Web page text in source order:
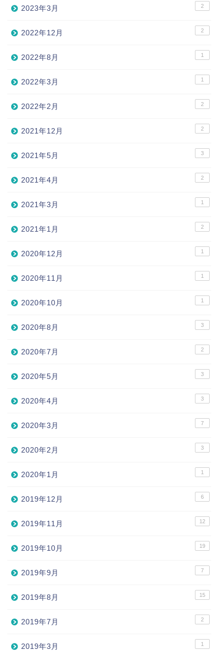
2023年3月 2
2022年12月 2
2022年8月 1
2022年3月 1
2022年2月 2
2021年12月 2
2021年5月 3
2021年4月 2
2021年3月 1
2021年1月 2
2020年12月 1
2020年11月 1
2020年10月 1
2020年8月 3
2020年7月 2
2020年5月 3
2020年4月 3
2020年3月 7
2020年2月 3
2020年1月 1
2019年12月 6
2019年11月 12
2019年10月 19
2019年9月 7
2019年8月 15
2019年7月 2
2019年3月 1